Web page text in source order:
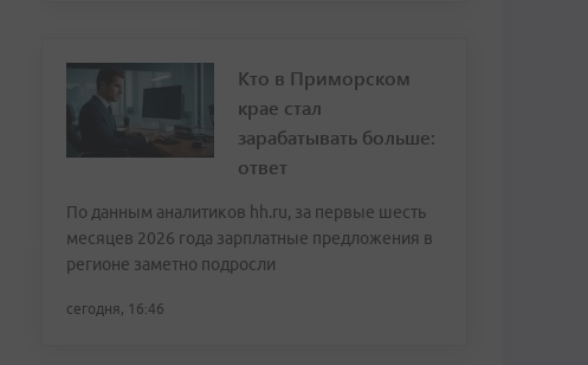
Кто в Приморском
крае стал
зарабатывать больше:
ответ
По данным аналитиков hh.ru, за первые шесть
месяцев 2026 года зарплатные предложения в
регионе заметно подросли
сегодня, 16:46